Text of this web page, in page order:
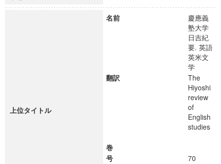
上位タイトル
名前
慶應義
塾大学
日吉紀
要. 英語
英米文
学
翻訳
The
Hiyoshi
review
of
English
studies
巻
号
70